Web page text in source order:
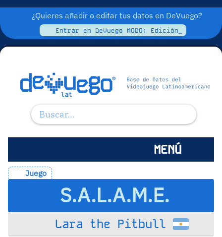
¿Quieres añadir o editar tus datos en DeVuego?
Entrar en DeVuego MODO: Edición_
MENÚ
Juego
S.A.L.A.M.E.
Lara the Pitbull